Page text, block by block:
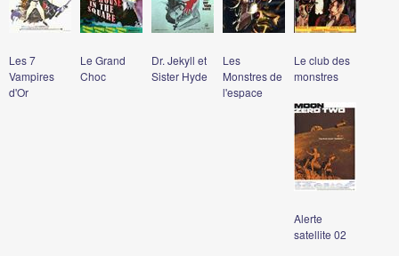
Les 7
Vampires
d'Or
Le Grand
Choc
Dr. Jekyll et
Sister Hyde
Les
Monstres de
l'espace
Le club des
monstres
Alerte
satellite 02